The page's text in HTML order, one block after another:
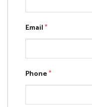
Email*
Phone*